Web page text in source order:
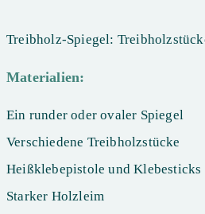
Treibholz-Spiegel:
Materialien:
Ein runder oder ovaler Spiegel
Verschiedene Treibholzstücke
Heißklebepistole und Klebesticks
Starker Holzleim